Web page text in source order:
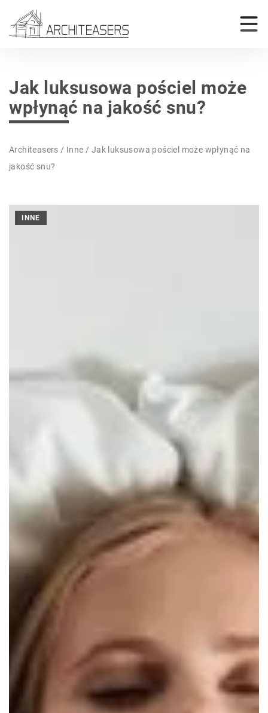
Jak luksusowa pościel może
wpłynąć na jakość snu?
Architeasers / Inne / Jak luksusowa pościel może wpłynąć na
jakość snu?
INNE